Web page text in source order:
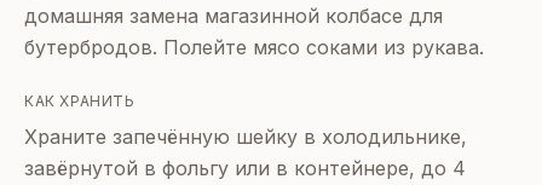
домашняя замена магазинной колбасе для
бутербродов. Полейте мясо соками из рукава.
КАК ХРАНИТЬ
Храните запечённую шейку в холодильнике,
завёрнутой в фольгу или в контейнере, до 4